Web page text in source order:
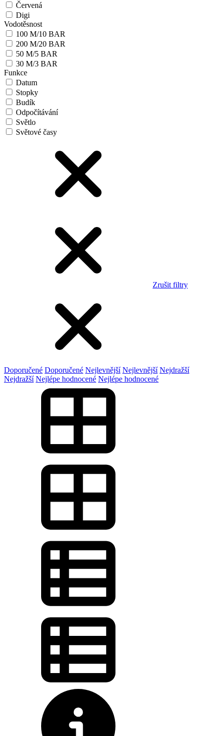
Červená
Digi
Vodotěsnost
100 M/10 BAR
200 M/20 BAR
50 M/5 BAR
30 M/3 BAR
Funkce
Datum
Stopky
Budík
Odpočítávání
Světlo
Světové časy
Zrušit filtry
Doporučené Doporučené Nejlevnější Nejlevnější Nejdražší
Nejdražší Nejlépe hodnocené Nejlépe hodnocené